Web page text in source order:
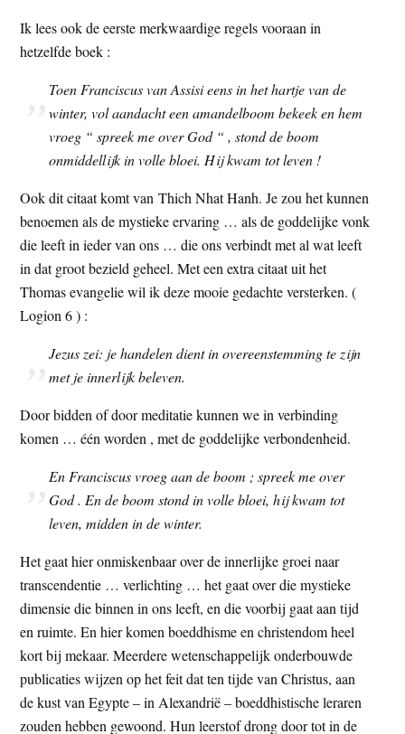
Ik lees ook de eerste merkwaardige regels vooraan in
hetzelfde boek :
Toen Franciscus van Assisi eens in het hartje van de
winter, vol aandacht een amandelboom bekeek en hem
vroeg “ spreek me over God “ , stond de boom
onmiddellijk in volle bloei. Hij kwam tot leven !
Ook dit citaat komt van Thich Nhat Hanh. Je zou het kunnen
benoemen als de mystieke ervaring … als de goddelijke vonk
die leeft in ieder van ons … die ons verbindt met al wat leeft
in dat groot bezield geheel. Met een extra citaat uit het
Thomas evangelie wil ik deze mooie gedachte versterken. (
Logion 6 ) :
Jezus zei: je handelen dient in overeenstemming te zijn
met je innerlijk beleven.
Door bidden of door meditatie kunnen we in verbinding
komen … één worden , met de goddelijke verbondenheid.
En Franciscus vroeg aan de boom ; spreek me over
God . En de boom stond in volle bloei, hij kwam tot
leven, midden in de winter.
Het gaat hier onmiskenbaar over de innerlijke groei naar
transcendentie … verlichting … het gaat over die mystieke
dimensie die binnen in ons leeft, en die voorbij gaat aan tijd
en ruimte. En hier komen boeddhisme en christendom heel
kort bij mekaar. Meerdere wetenschappelijk onderbouwde
publicaties wijzen op het feit dat ten tijde van Christus, aan
de kust van Egypte – in Alexandrië – boeddhistische leraren
zouden hebben gewoond. Hun leerstof drong door tot in de